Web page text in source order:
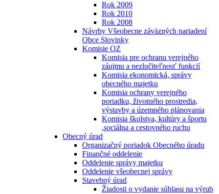
Rok 2009
Rok 2010
Rok 2008
Návrhy Všeobecne záväzných nariadení
Obce Slovinky
Komisie OZ
Komisia pre ochranu verejného
záujmu a nezlučiteľnosť funkcií
Komisia ekonomická, správy
obecného majetku
Komisia ochrany verejného
poriadku, životného prostredia,
výstavby a územného plánovania
Komisia školstva, kultúry a športu
,sociálna a cestovného ruchu
Obecný úrad
Organizačný poriadok Obecného úradu
Finančné oddelenie
Oddelenie správy majetku
Oddelenie všeobecnej správy
Stavebný úrad
Žiadosti o vydanie súhlasu na výrub